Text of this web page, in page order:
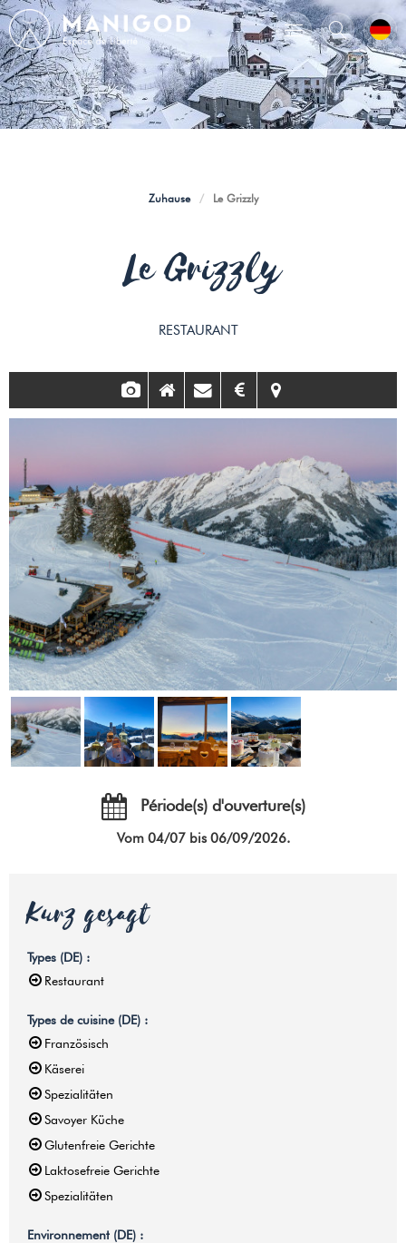
Zuhause / Le Grizzly
Le Grizzly
RESTAURANT
Période(s) d'ouverture(s)
Vom 04/07 bis 06/09/2026.
Kurz gesagt
Types (DE) :
Restaurant
Types de cuisine (DE) :
Französisch
Käserei
Spezialitäten
Savoyer Küche
Glutenfreie Gerichte
Laktosefreie Gerichte
Spezialitäten
Environnement (DE) :